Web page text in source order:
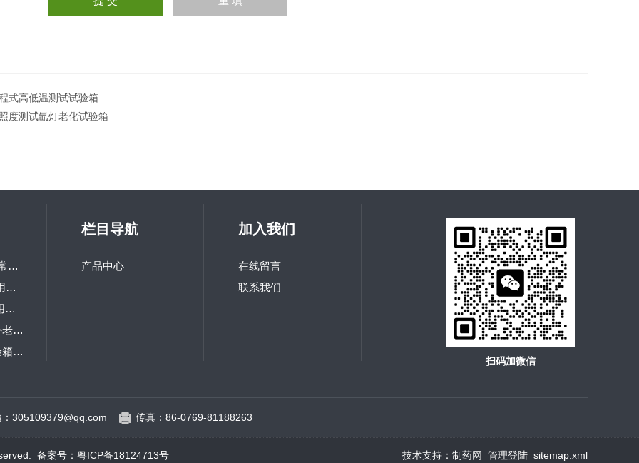
式高低温测试试验箱
度测试氙灯老化试验箱
LQ-GD-100研究所常用高低温交变试验箱
LQ-TH-800高校热用可程式恒温恒湿箱
LQ-TS-216研究院用冲击试验机
LQ-UV1-S台式紫外老化试验箱
LQ-IP箱式防尘试验箱 砂尘试验箱
栏目导航
产品中心
加入我们
在线留言
联系我们
扫码加微信
：305109379@qq.com 传真：86-0769-81188263
备案号：粤ICP备18124713号 技术支持： 制药网 管理登陆 sitemap.xml